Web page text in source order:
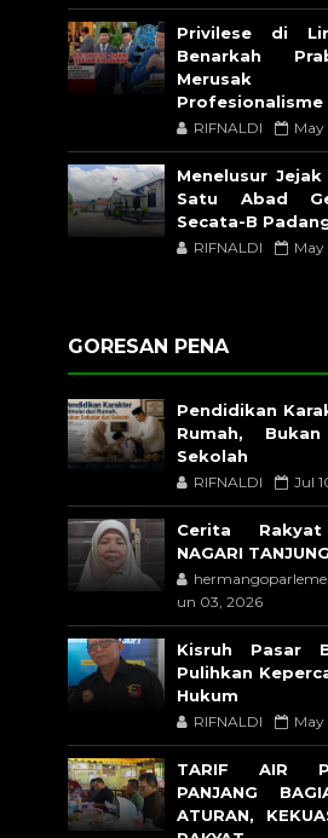
Privilese di
Benarkah
Profesionalisme
RIFNALDI
Menelusur
Satu Abad
Secata-B
RIFNALDI
GORESAN PENA
Pendidikan
Rumah,
Sekolah
RIFNALDI Jul
Cerita
NAGARI
un 03, 2026
Kisruh Pasar
Pulihkan
Hukum
RIFNALDI May
TARIF AIR
PANJANG
ATURAN,